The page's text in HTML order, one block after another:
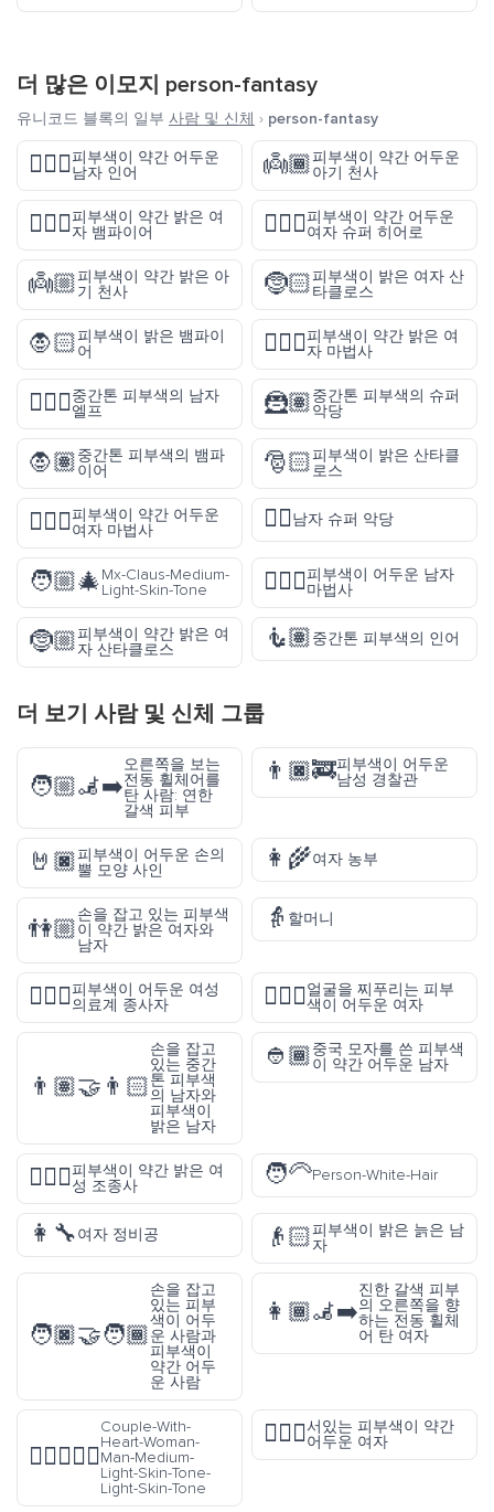
더 많은 이모지 person-fantasy
유니코드 블록의 일부 사람 및 신체 › person-fantasy
🧜🏾‍♂️피부색이 약간 어두운
남자 인어
👼🏾피부색이 약간 어두운
아기 천사
🧛🏼‍♀️피부색이 약간 밝은 여
자 뱀파이어
🦸🏾‍♀️피부색이 약간 어두운
여자 슈퍼 히어로
👼🏼피부색이 약간 밝은 아
기 천사
🤶🏻피부색이 밝은 여자 산
타클로스
🧛🏻피부색이 밝은 뱀파이
어
🧙🏼‍♀️피부색이 약간 밝은 여
자 마법사
🧝🏽‍♂️중간톤 피부색의 남자
엘프
🦹🏽중간톤 피부색의 슈퍼
악당
🧛🏽중간톤 피부색의 뱀파
이어
🎅🏻피부색이 밝은 산타클
로스
🧙🏾‍♀️피부색이 약간 어두운
여자 마법사
🦹‍♂️남자 슈퍼 악당
🧑🏼‍🎄Mx-Claus-Medium-
Light-Skin-Tone
🧙🏿‍♂️피부색이 어두운 남자
마법사
🤶🏼피부색이 약간 밝은 여
자 산타클로스
🧜🏽중간톤 피부색의 인어
더 보기 사람 및 신체 그룹
🧑🏼‍🦼‍➡️
오른쪽을 보는
전동 휠체어를
탄 사람: 연한
갈색 피부
👨🏿‍🚒피부색이 어두운
남성 경찰관
🤘🏿피부색이 어두운 손의
뿔 모양 사인
👩‍🌾여자 농부
👫🏼
손을 잡고 있는 피부색
이 약간 밝은 여자와
남자
👵 할머니
👩🏿‍⚕️피부색이 어두운 여성
의료계 종사자
🙍🏿‍♀️얼굴을 찌푸리는 피부
색이 어두운 여자
👨🏽‍🤝‍👨🏻
손을 잡고
있는 중간
톤 피부색
의 남자와
피부색이
밝은 남자
👲🏾중국 모자를 쓴 피부색
이 약간 어두운 남자
👩🏼‍✈️피부색이 약간 밝은 여
성 조종사
🧑‍🦳Person-White-Hair
👩‍🔧여자 정비공 👴🏻피부색이 밝은 늙은 남
자
🧑🏿‍🤝‍🧑🏾
손을 잡고
있는 피부
색이 어두
운 사람과
피부색이
약간 어두
운 사람
👩🏾‍🦼‍➡️
진한 갈색 피부
의 오른쪽을 향
하는 전동 휠체
어 탄 여자
👩🏼‍❤️‍👨🏻
Couple-With-
Heart-Woman-
Man-Medium-
Light-Skin-Tone-
Light-Skin-Tone
🧍🏾‍♀️서있는 피부색이 약간
어두운 여자